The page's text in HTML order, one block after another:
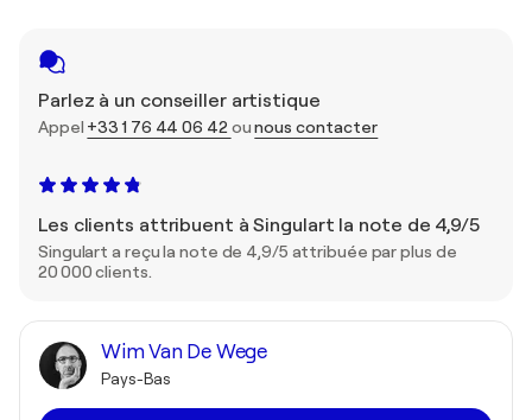
Parlez à un conseiller artistique
Appel +33 1 76 44 06 42 ounous contacter
Les clients attribuent à Singulart la note de 4,9/5
Singulart a reçu la note de 4,9/5 attribuée par plus de
20 000 clients.
Wim Van De Wege
Pays-Bas